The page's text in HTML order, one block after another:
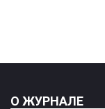
О ЖУРНАЛЕ